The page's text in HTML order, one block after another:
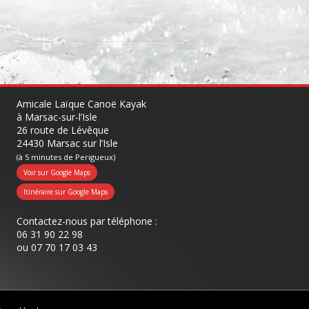
Amicale Laïque Canoë Kayak
à Marsac-sur-l’Isle
26 route de Lévêque
24430 Marsac sur l’Isle
(à 5 minutes de Perigueux)
Voir sur Google Maps
Itinéraire sur Google Maps
Contactez-nous par téléphone :
06 31 90 22 98
ou07 70 17 03 43